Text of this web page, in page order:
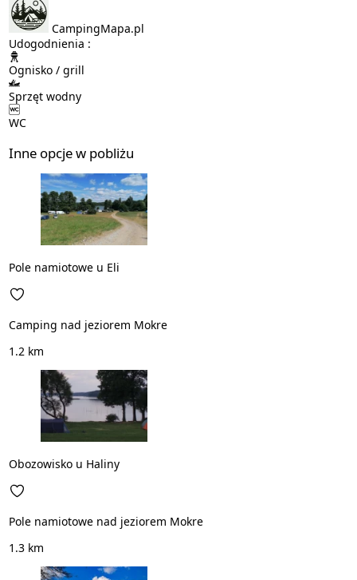
CampingMapa.pl
Udogodnienia :
Ognisko / grill
Sprzęt wodny
WC
Inne opcje w pobliżu
Pole namiotowe u Eli
Camping nad jeziorem Mokre
1.2 km
Obozowisko u Haliny
Pole namiotowe nad jeziorem Mokre
1.3 km